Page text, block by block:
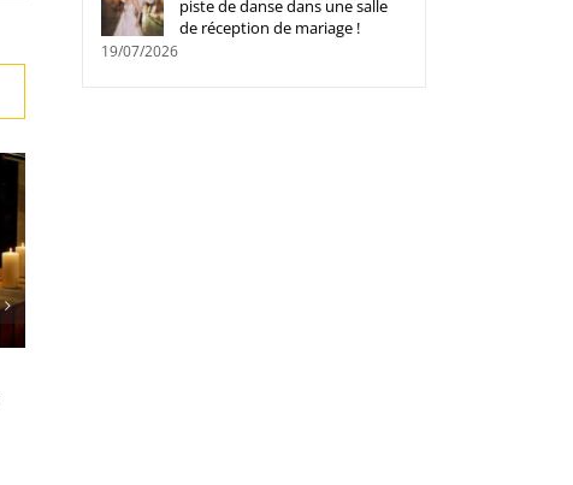
piste de danse dans une salle
de réception de mariage !
19/07/2026